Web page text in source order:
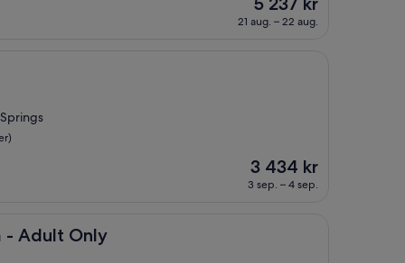
är
5 237 kr
21 aug. – 22 aug.
Priset
är
3 434 kr
3 434 kr
3 sep. – 4 sep.
- Adult Only